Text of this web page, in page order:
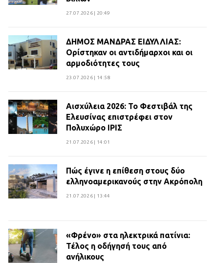
27.07.2026 | 20:49
ΔΗΜΟΣ ΜΑΝΔΡΑΣ ΕΙΔΥΛΛΙΑΣ:
Ορίστηκαν οι αντιδήμαρχοι και οι
αρμοδιότητες τους
23.07.2026 | 14:58
Αισχύλεια 2026: Το Φεστιβάλ της
Ελευσίνας επιστρέφει στον
Πολυχώρο ΙΡΙΣ
21.07.2026 | 14:01
Πώς έγινε η επίθεση στους δύο
ελληνοαμερικανούς στην Ακρόπολη
21.07.2026 | 13:44
«Φρένο» στα ηλεκτρικά πατίνια:
Τέλος η οδήγησή τους από
ανήλικους